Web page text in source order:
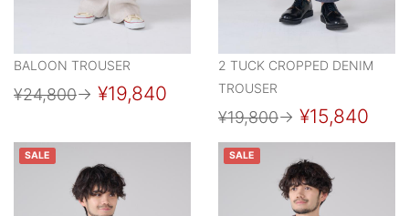
BALOON TROUSER
¥24,800→ ¥19,840
2 TUCK CROPPED DENIM
TROUSER
¥19,800→ ¥15,840
SALE SALE